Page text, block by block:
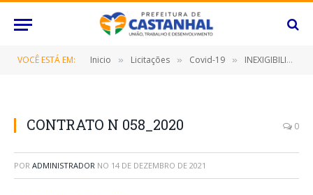
VOCÊ ESTÁ EM: Inicio » Licitações » Covid-19 » INEXIGIBILIDADE Nº 020/2020 (SELEÇÃO DE 100 (CEM) PRODUTOS DE CONTEÚDOS ARTÍSTICO-CULTURAIS EM FORMATO DIGITAL, COM APRESENTAÇÕES VIA LIVE OU VÍDEO INÉDITO PRÉ-PRODUZIDO, QUE COMPORÃO A PROGRAMAÇÃO ESPECIAL DE DIFUSÃO DA CULTURA NO CONTEXTO DO ENFRENTAMENTO AO COVID-19)
CONTRATO N 058_2020 0
POR ADMINISTRADOR NO 14 DE DEZEMBRO DE 2021